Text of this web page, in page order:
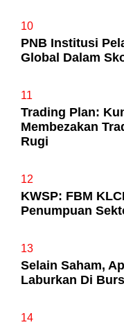
10
PNB Institusi
Global Dalam
11
Trading Plan:
Membezakan
Rugi
12
KWSP: FBM
Penumpuan
13
Selain Saham,
Laburkan Di
14